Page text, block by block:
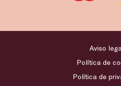
Aviso
Política de
Política de